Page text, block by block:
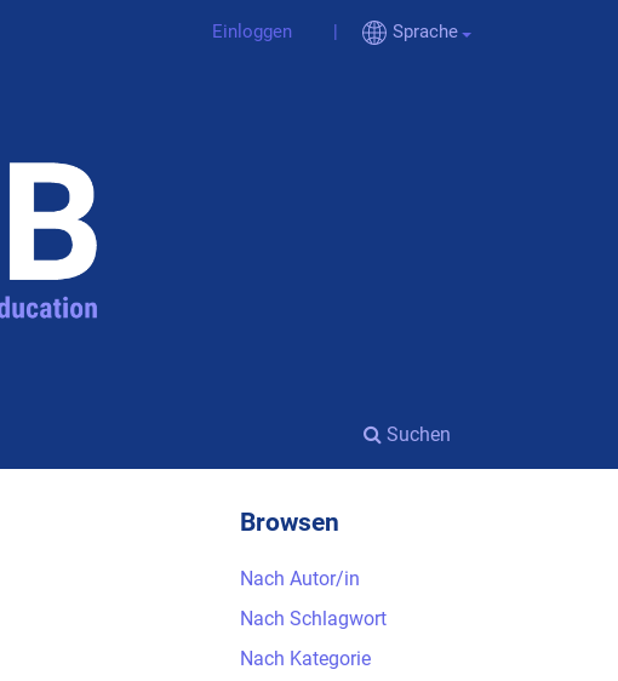
Suchen
Einloggen Sprache
Browsen
Nach Autor/in
Nach Schlagwort
Nach Kategorie